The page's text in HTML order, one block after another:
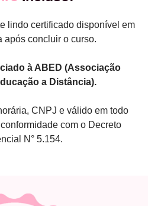
lindo certificado disponível em
após concluir o curso.
à ABED (Associação
a Distância).
CNPJ e válido em todo
com o Decreto
N° 5.154.